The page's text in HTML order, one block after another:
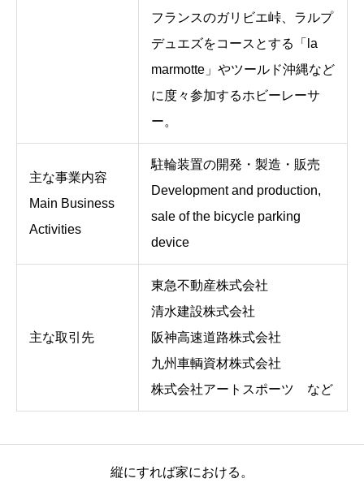
フランスのガリビエ峠、ラルプ
デュエズをコースとする「la
marmotte」やツールド沖縄など
に度々参加するホビーレーサ
ー。
主な事業内容
Main Business
Activities
駐輪装置の開発・製造・販売
Development and production,
sale of the bicycle parking
device
主な取引先
東急不動産株式会社
清水建設株式会社
阪神高速道路株式会社
九州車輌資材株式会社
株式会社アートスポーツ など
縦にすれば家における。